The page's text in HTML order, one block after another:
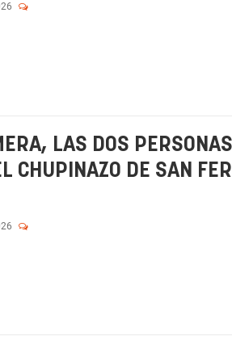
LAS DOS
CHUPINAZO DE SAN